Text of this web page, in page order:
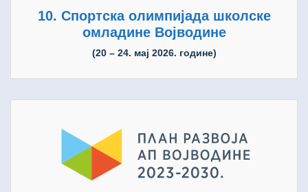
10. Спортска олимпијада школске
омладине Војводине
(20 – 24. мај 2026. године)